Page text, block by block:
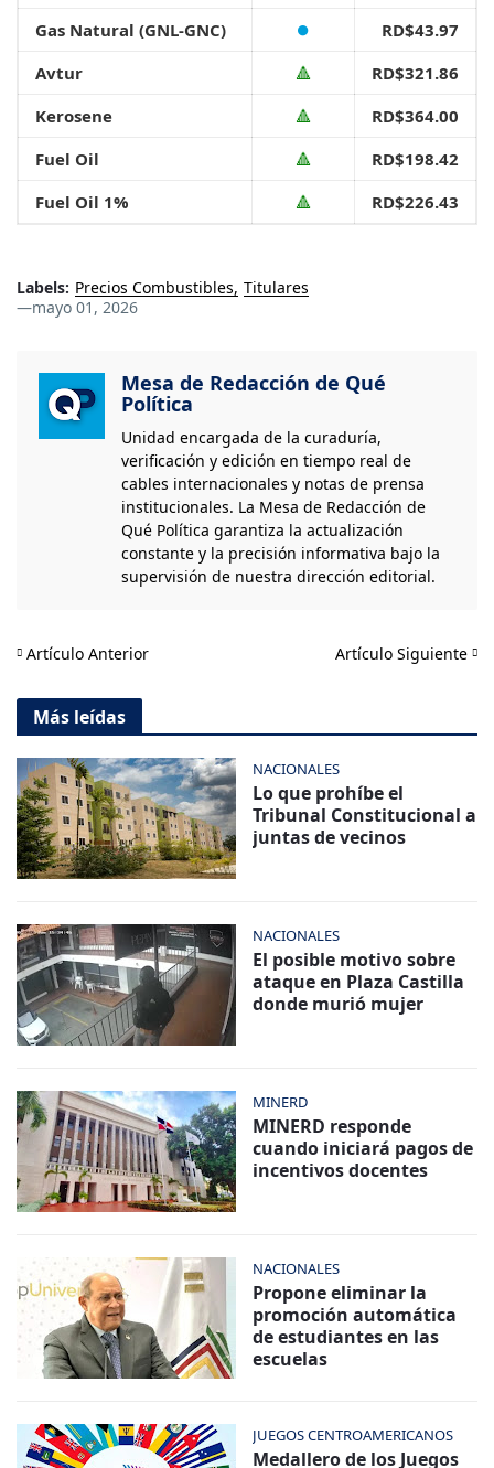
Gas Natural (GNL-GNC) ⏺
RD$43.97
Avtur
🔺
RD$321.86
Kerosene
🔺
RD$364.00
Fuel Oil
🔺
RD$198.42
Fuel Oil 1%
🔺 RD$226.43
Labels: Precios Combustibles Titulares
—mayo 01, 2026
Mesa de Redacción de Qué
Política
Unidad encargada de la curaduría,
verificación y edición en tiempo real de
cables internacionales y notas de prensa
institucionales. La Mesa de Redacción de
Qué Política garantiza la actualización
constante y la precisión informativa bajo la
supervisión de nuestra dirección editorial.
Artículo Anterior Artículo Siguiente
Más leídas
NACIONALES
Lo que prohíbe el
Tribunal Constitucional a
juntas de vecinos
NACIONALES
El posible motivo sobre
ataque en Plaza Castilla
donde murió mujer
MINERD
MINERD responde
cuando iniciará pagos de
incentivos docentes
NACIONALES
Propone eliminar la
promoción automática
de estudiantes en las
escuelas
JUEGOS CENTROAMERICANOS
Medallero de los Juegos